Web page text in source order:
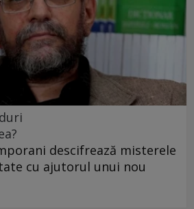
descifrează misterele
cu ajutorul unui nou